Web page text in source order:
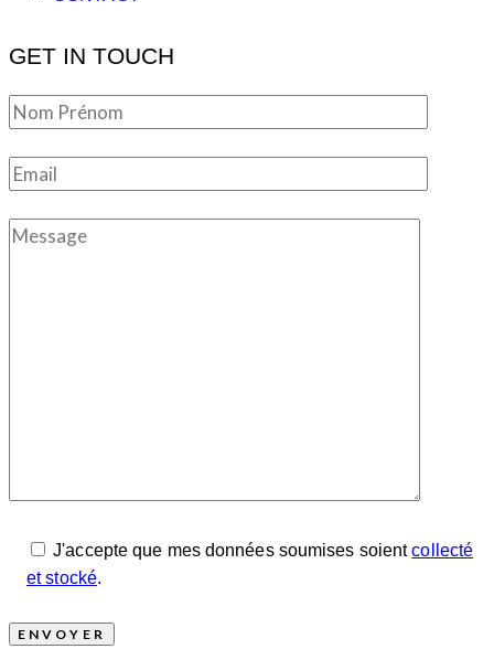
GET IN TOUCH
J'accepte que mes données soumises soientcollecté
et stocké.